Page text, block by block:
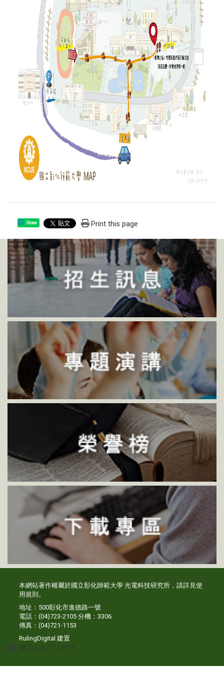
Share Print this page
本網站著作權屬於國立彰化師範大學 光電科技研究所，請詳見使
用規則 。
地址：500彰化市進德路一號
電話：(04)723-2105 分機：3306
傳真：(04)721-1153
RulingDigital建置
造訪人次 : 1113794